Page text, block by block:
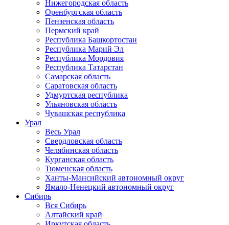
Нижегородская область
Оренбургская область
Пензенская область
Пермский край
Республика Башкортостан
Республика Марий Эл
Республика Мордовия
Республика Татарстан
Самарская область
Саратовская область
Удмуртская республика
Ульяновская область
Чувашская республика
Урал
Весь Урал
Свердловская область
Челябинская область
Курганская область
Тюменская область
Ханты-Мансийский автономный округ
Ямало-Ненецкий автономный округ
Сибирь
Вся Сибирь
Алтайский край